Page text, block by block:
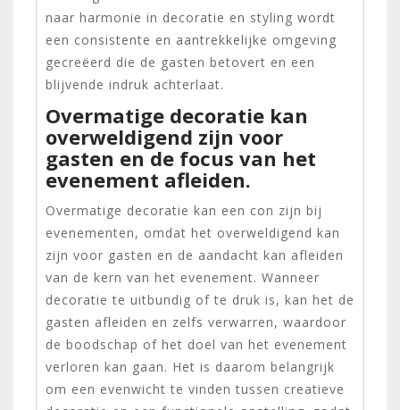
naar harmonie in decoratie en styling wordt
een consistente en aantrekkelijke omgeving
gecreëerd die de gasten betovert en een
blijvende indruk achterlaat.
Overmatige decoratie kan
overweldigend zijn voor
gasten en de focus van het
evenement afleiden.
Overmatige decoratie kan een con zijn bij
evenementen, omdat het overweldigend kan
zijn voor gasten en de aandacht kan afleiden
van de kern van het evenement. Wanneer
decoratie te uitbundig of te druk is, kan het de
gasten afleiden en zelfs verwarren, waardoor
de boodschap of het doel van het evenement
verloren kan gaan. Het is daarom belangrijk
om een evenwicht te vinden tussen creatieve